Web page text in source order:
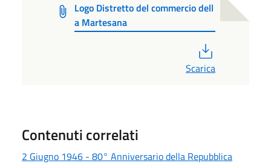
Logo Distretto del commercio dell
a Martesana
Scarica
Contenuti correlati
2 Giugno 1946 - 80° Anniversario della Repubblica